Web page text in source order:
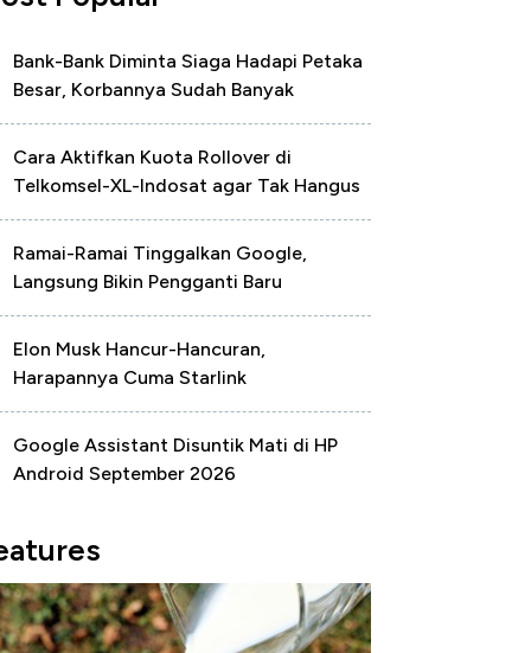
Bank-Bank Diminta Siaga Hadapi Petaka
Besar, Korbannya Sudah Banyak
Cara Aktifkan Kuota Rollover di
Telkomsel-XL-Indosat agar Tak Hangus
Ramai-Ramai Tinggalkan Google,
Langsung Bikin Pengganti Baru
Elon Musk Hancur-Hancuran,
Harapannya Cuma Starlink
Google Assistant Disuntik Mati di HP
Android September 2026